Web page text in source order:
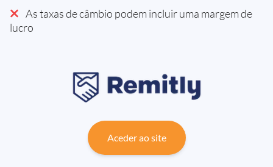
As taxas de câmbio podem incluir uma margem de
lucro
Aceder ao site